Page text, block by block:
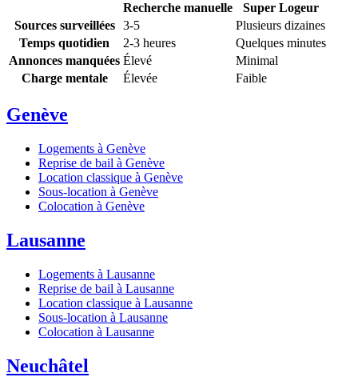
Recherche manuelle
Super Logeur
Sources surveillées
3-5
Plusieurs dizaines
Temps quotidien
2-3 heures
Quelques minutes
Annonces manquées Élevé
Minimal
Charge mentale
Élevée Faible
Genève
Logements à Genève
Reprise de bail à Genève
Location classique à Genève
Sous-location à Genève
Colocation à Genève
Lausanne
Logements à Lausanne
Reprise de bail à Lausanne
Location classique à Lausanne
Sous-location à Lausanne
Colocation à Lausanne
Neuchâtel